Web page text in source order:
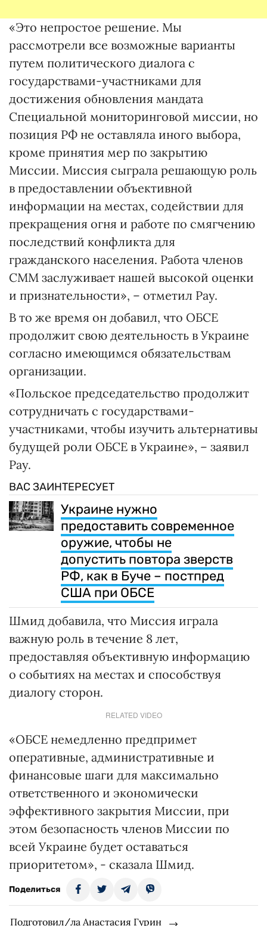
«Это непростое решение. Мы
рассмотрели все возможные варианты
путем политического диалога с
государствами-участниками для
достижения обновления мандата
Специальной мониторинговой миссии, но
позиция РФ не оставляла иного выбора,
кроме принятия мер по закрытию
Миссии. Миссия сыграла решающую роль
в предоставлении объективной
информации на местах, содействии для
прекращения огня и работе по смягчению
последствий конфликта для
гражданского населения. Работа членов
СММ заслуживает нашей высокой оценки
и признательности», – отметил Рау.
В то же время он добавил, что ОБСЕ
продолжит свою деятельность в Украине
согласно имеющимся обязательствам
организации.
«Польское председательство продолжит
сотрудничать с государствами-
участниками, чтобы изучить альтернативы
будущей роли ОБСЕ в Украине», – заявил
Рау.
ВАС ЗАИНТЕРЕСУЕТ
Украине нужно
предоставить современное
оружие, чтобы не
допустить повтора зверств
РФ, как в Буче – постпред
США при ОБСЕ
Шмид добавила, что Миссия играла
важную роль в течение 8 лет,
предоставляя объективную информацию
о событиях на местах и ​​способствуя
диалогу сторон.
RELATED VIDEO
«ОБСЕ немедленно предпримет
оперативные, административные и
финансовые шаги для максимально
ответственного и экономически
эффективного закрытия Миссии, при
этом безопасность членов Миссии по
всей Украине будет оставаться
приоритетом», - сказала Шмид.
Поделиться
Подготовил/ла Анастасия Гурин